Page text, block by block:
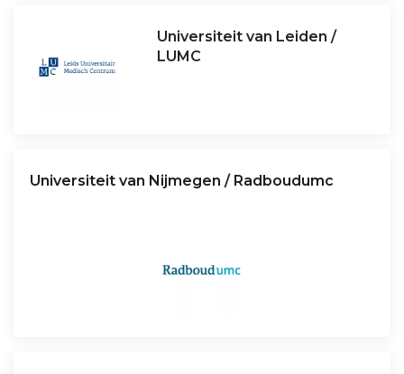
Universiteit van Leiden /
LUMC
Universiteit van Nijmegen / Radboudumc